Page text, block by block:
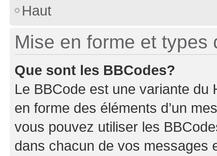
Haut
Mise en forme et types
Que sont les BBCodes?
Le BBCode est une variante du
en forme des éléments d’un
vous pouvez utiliser les
dans chacun de vos messages